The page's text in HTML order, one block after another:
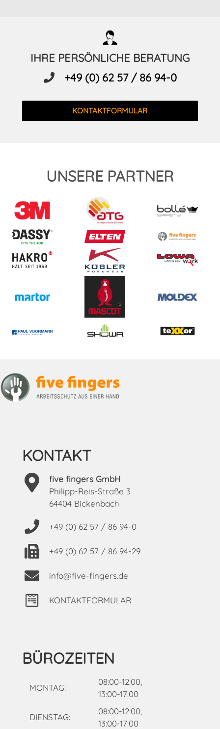
IHRE PERSÖNLICHE BERATUNG
+49 (0) 62 57 / 86 94-0
KONTAKTFORMULAR
UNSERE PARTNER
KONTAKT
five fingers GmbH
Philipp-Reis-Straße 3
64404 Bickenbach
+49 (0) 62 57 / 86 94-0
+49 (0) 62 57 / 86 94-29
info@five-fingers.de
KONTAKTFORMULAR
BÜROZEITEN
MONTAG:
08:00-12:00,
13:00-17:00
DIENSTAG:
08:00-12:00,
13:00-17:00